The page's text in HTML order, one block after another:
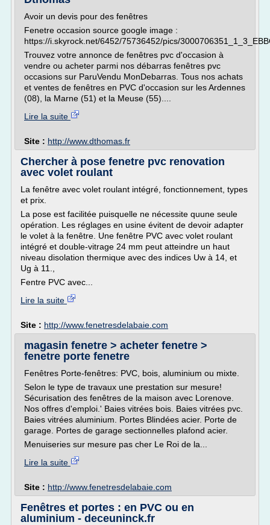
Avoir un devis pour des fenêtres
Fenetre occasion source google image :
https://i.skyrock.net/6452/75736452/pics/
Trouvez votre annonce de fenêtres pvc d'occasion à
vendre ou acheter parmi nos débarras fenêtres pvc
occasions sur ParuVendu MonDebarras. Tous nos achats
et ventes de fenêtres en PVC d'occasion sur les Ardennes
(08), la Marne (51) et la Meuse (55)....
Lire la suite
Site : http://www.dthomas.fr
Chercher à pose fenetre pvc renovation
avec volet roulant
La fenêtre avec volet roulant intégré, fonctionnement, types
et prix.
La pose est facilitée puisquelle ne nécessite quune seule
opération. Les réglages en usine évitent de devoir adapter
le volet à la fenêtre. Une fenêtre PVC avec volet roulant
intégré et double-vitrage 24 mm peut atteindre un haut
niveau disolation thermique avec des indices Uw à 14, et
Ug à 11.,
Fentre PVC avec...
Lire la suite
Site : http://www.fenetresdelabaie.com
magasin fenetre > acheter fenetre >
fenetre porte fenetre
Fenêtres Porte-fenêtres: PVC, bois, aluminium ou mixte.
Selon le type de travaux une prestation sur mesure!
Sécurisation des fenêtres de la maison avec Lorenove.
Nos offres d'emploi.' Baies vitrées bois. Baies vitrées pvc.
Baies vitrées aluminium. Portes Blindées acier. Porte de
garage. Portes de garage sectionnelles plafond acier.
Menuiseries sur mesure pas cher Le Roi de la...
Lire la suite
Site : http://www.fenetresdelabaie.com
Fenêtres et portes : en PVC ou en
aluminium - deceuninck.fr